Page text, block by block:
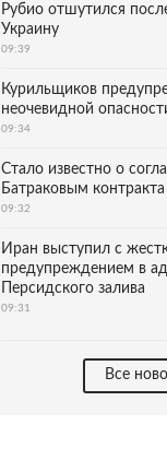
Рубио отшутился
Украину
09:39
Курильщиков
неочевидной
09:34
Стало известно о
Батраковым контракта
09:32
Иран выступил с
предупреждением в
Персидского залива
09:31
Все